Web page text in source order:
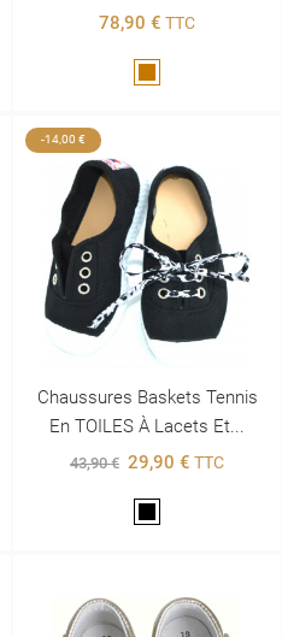
78,90 € TTC
-14,00 €
Chaussures Baskets Tennis
En TOILES À Lacets Et...
43,90 € 29,90 € TTC